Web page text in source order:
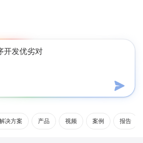
决方案 产品 视频 案例 报告